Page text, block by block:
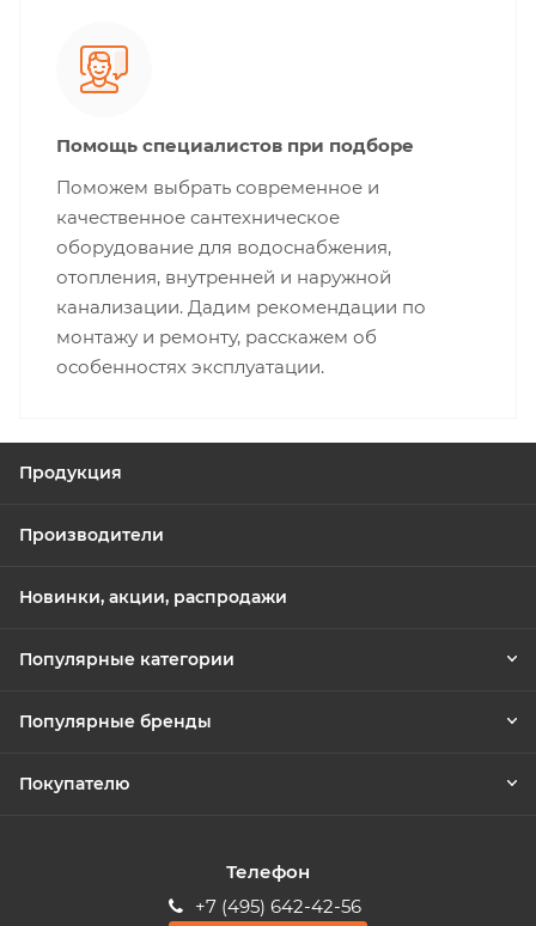
Помощь специалистов при подборе
Поможем выбрать современное и
качественное сантехническое
оборудование для водоснабжения,
отопления, внутренней и наружной
канализации. Дадим рекомендации по
монтажу и ремонту, расскажем об
особенностях эксплуатации.
Продукция
Производители
Новинки, акции, распродажи
Популярные категории
Популярные бренды
Покупателю
Телефон
+7 (495) 642-42-56